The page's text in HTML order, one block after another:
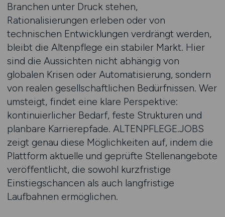
Branchen unter Druck stehen,
Rationalisierungen erleben oder von
technischen Entwicklungen verdrängt werden,
bleibt die Altenpflege ein stabiler Markt. Hier
sind die Aussichten nicht abhängig von
globalen Krisen oder Automatisierung, sondern
von realen gesellschaftlichen Bedürfnissen. Wer
umsteigt, findet eine klare Perspektive:
kontinuierlicher Bedarf, feste Strukturen und
planbare Karrierepfade. ALTENPFLEGE.JOBS
zeigt genau diese Möglichkeiten auf, indem die
Plattform aktuelle und geprüfte Stellenangebote
veröffentlicht, die sowohl kurzfristige
Einstiegschancen als auch langfristige
Laufbahnen ermöglichen.